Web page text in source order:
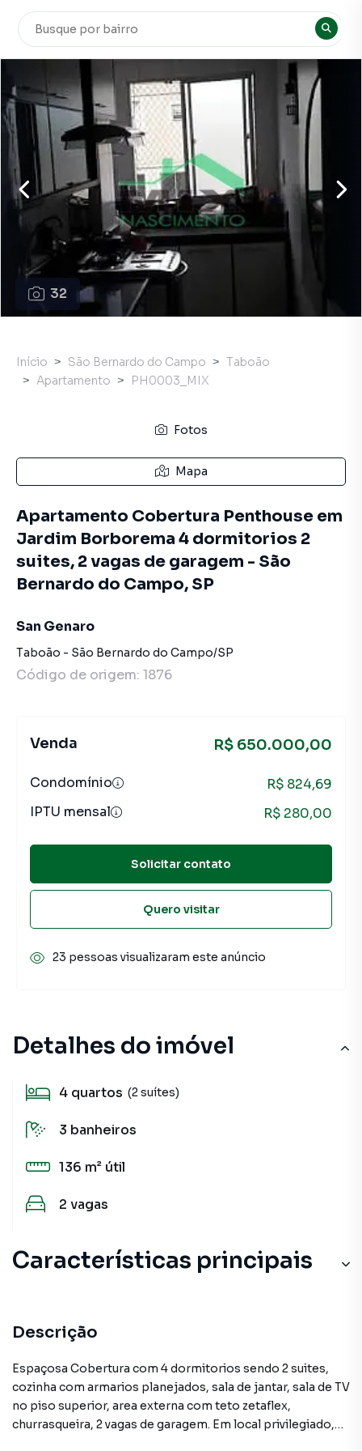
32
Detalhes do imóvel
4 quartos (2 suítes)
3 banheiros
136 m² útil
2 vagas
Características principais
Descrição
Espaçosa Cobertura com 4 dormitorios sendo 2 suites,
cozinha com armarios planejados, sala de jantar, sala de TV
no piso superior, area externa com teto zetaflex,
churrasqueira, 2 vagas de garagem. Em local privilegiado,
Início São Bernardo do Campo
Taboão
Apartamento
PH0003_MIX
Fotos
Mapa
Apartamento Cobertura Penthouse em
Jardim Borborema 4 dormitorios 2
suites, 2 vagas de garagem - São
Bernardo do Campo, SP
San Genaro
Taboão - São Bernardo do Campo/SP
Código de origem: 1876
Venda R$ 650.000,00
Condomínio
R$ 824,69
IPTU mensal
R$ 280,00
Solicitar contato
Quero visitar
23 pessoas visualizaram este anúncio